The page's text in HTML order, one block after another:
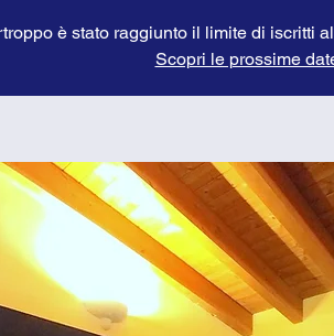
è stato raggiunto il limite di iscritti
Scopri le prossime